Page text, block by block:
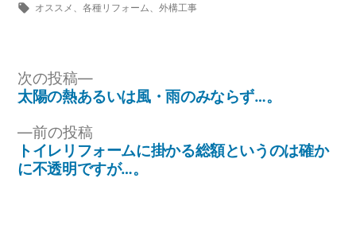
者:
テ
タ
オススメ 各種リフォーム 外構工事
投
稿
ナ
ビ
前の投稿
の
投
トイレリフォームに掛かる総額というのは確か
に不透明ですが…。
次の投稿
次
の
太陽の熱あるいは風・雨のみならず…。